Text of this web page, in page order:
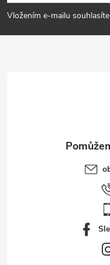
p
a
Vložením e-mailu